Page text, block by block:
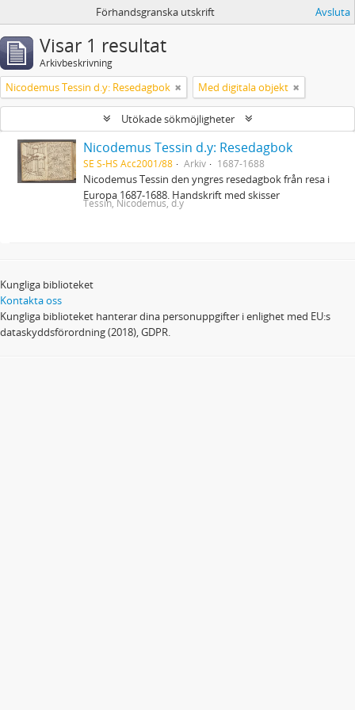
Förhandsgranska utskrift Avsluta
Visar 1 resultat
Arkivbeskrivning
Nicodemus Tessin d.y: Resedagbok Med digitala objekt
Utökade sökmöjligheter
Nicodemus Tessin d.y: Resedagbok
SE S-HS Acc2001/88 Arkiv 1687-1688
Nicodemus Tessin den yngres resedagbok från resa i
Europa 1687-1688. Handskrift med skisser
Tessin, Nicodemus, d.y
Kungliga biblioteket
Kontakta oss
Kungliga biblioteket hanterar dina personuppgifter i enlighet med EU:s
dataskyddsförordning (2018), GDPR.